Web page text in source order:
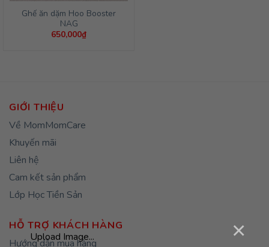
Upload Image... ×
Ghế ăn dặm Hoo Booster
NAG
650,000₫
GIỚI THIỆU
Về MomMomCare
Khuyến mãi
Liên hệ
Cam kết sản phẩm
Lớp Học Tiền Sản
HỖ TRỢ KHÁCH HÀNG
Hướng dẫn mua hàng